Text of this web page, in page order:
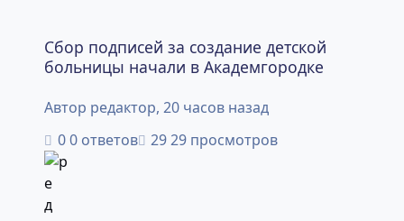
Сбор подписей за создание детской
больницы начали в Академгородке
Автор редактор, 20 часов назад
0 ответов
29 просмотров